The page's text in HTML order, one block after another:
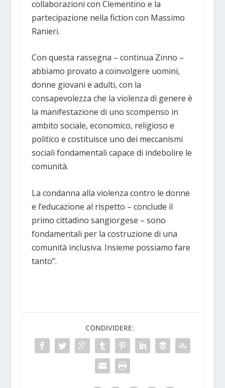
collaborazioni con Clementino e la
partecipazione nella fiction con Massimo
Ranieri.
Con questa rassegna – continua Zinno –
abbiamo provato a coinvolgere uomini,
donne giovani e adulti, con la
consapevolezza che la violenza di genere è
la manifestazione di uno scompenso in
ambito sociale, economico, religioso e
politico e costituisce uno dei meccanismi
sociali fondamentali capace di indebolire le
comunità.
La condanna alla violenza contro le donne
e l’educazione al rispetto – conclude il
primo cittadino sangiorgese – sono
fondamentali per la costruzione di una
comunità inclusiva. Insieme possiamo fare
tanto”.
CONDIVIDERE: